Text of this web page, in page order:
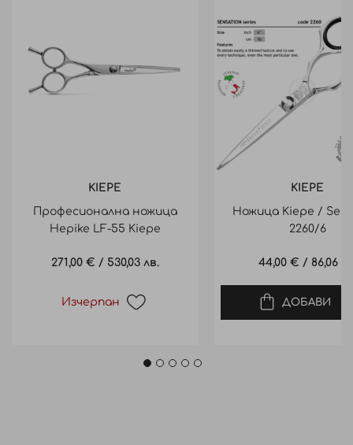
KIEPE
Професионална ножица
Hepike LF-55 Kiepe
271,00 € / 530,03 лв.
Изчерпан
KIEPE
Ножица Kiepe /
2260/6
44,00 € / 86,06
ДОБАВИ